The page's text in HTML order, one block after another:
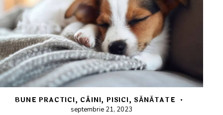
BUNE PRACTICI, CÂINI, PISICI, SĂNĂTATE
septembrie 21, 2023